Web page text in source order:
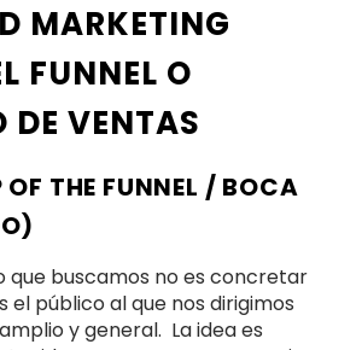
MARKETING
FUNNEL O
DE VENTAS
THE FUNNEL / BOCA
que buscamos no es concretar
el público al que nos dirigimos
y general. La idea es